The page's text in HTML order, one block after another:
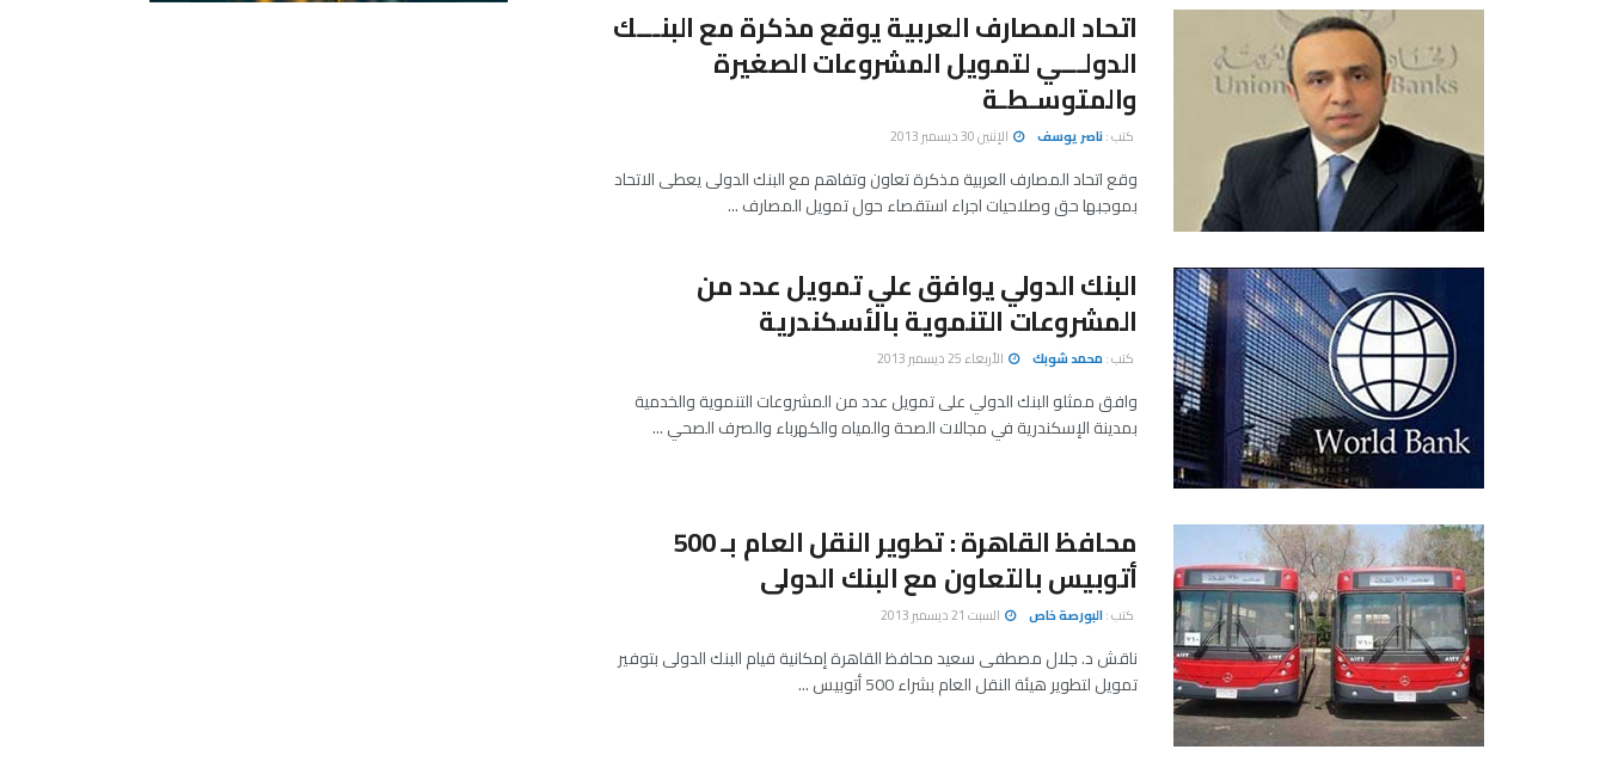
اتحاد المصارف العربية يوقع مذكرة مع البنـــك
الدولـــي لتمويل المشروعات الصغيرة
والمتوسـطـة
كتب :ناصر يوسف الإثنين 30 ديسمبر 2013
وقع اتحاد المصارف العربية مذكرة تعاون وتفاهم مع البنك الدولى يعطى الاتحاد
بموجبها حق وصلاحيات اجراء استقصاء حول تمويل المصارف ...
البنك الدولي يوافق علي تمويل عدد من
المشروعات التنموية بالأسكندرية
كتب :محمد شوبك الأربعاء 25 ديسمبر 2013
وافق ممثلو البنك الدولي على تمويل عدد من المشروعات التنموية والخدمية
بمدينة الإسكندرية في مجالات الصحة والمياه والكهرباء والصرف الصحي ...
محافظ القاهرة : تطوير النقل العام بـ 500
أتوبيس بالتعاون مع البنك الدولى
كتب :البورصة خاص السبت 21 ديسمبر 2013
ناقش د. جلال مصطفى سعيد محافظ القاهرة إمكانية قيام البنك الدولى بتوفير
تمويل لتطوير هيئة النقل العام بشراء 500 أتوبيس ...